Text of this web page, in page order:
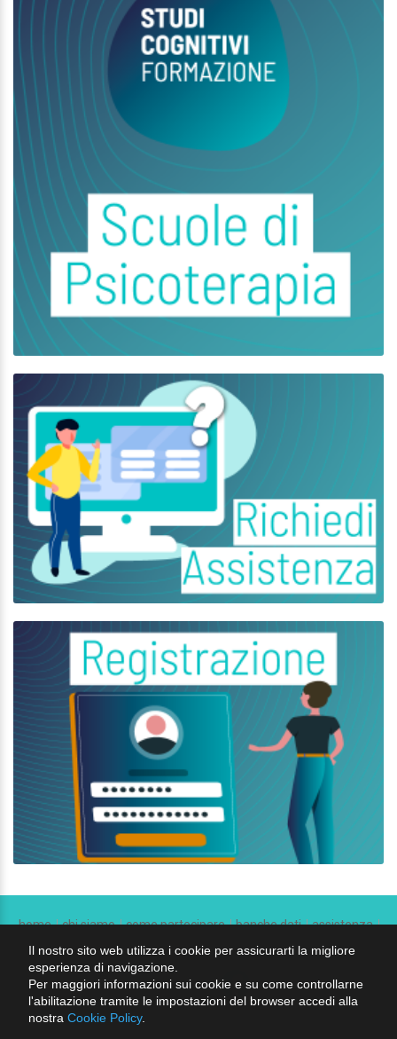
Il nostro sito web utilizza i cookie per assicurarti la migliore
esperienza di navigazione.
Per maggiori informazioni sui cookie e su come controllarne
l'abilitazione tramite le impostazioni del browser accedi alla
nostra Cookie Policy.
home chi siamo come partecipare banche dati
assistenza
contatti
catalogo privacy condizioni di vendita
seguici su: